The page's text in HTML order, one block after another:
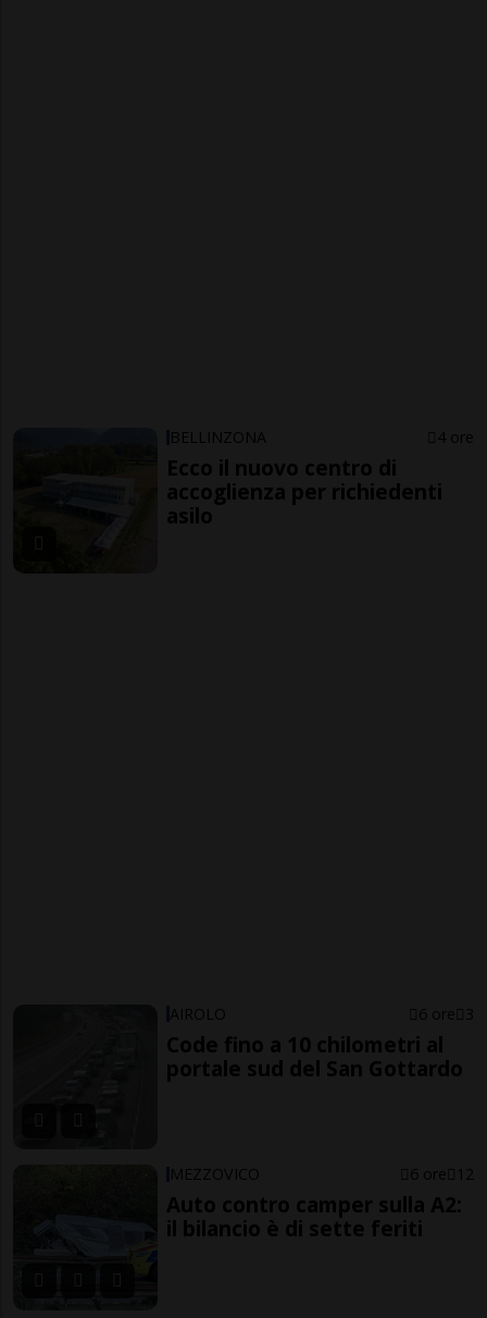
BELLINZONA 4 ore
Ecco il nuovo centro di
accoglienza per richiedenti
asilo
AIROLO 6 ore 3
Code fino a 10 chilometri al
portale sud del San Gottardo
MEZZOVICO 6 ore 12
Auto contro camper sulla A2:
il bilancio è di sette feriti